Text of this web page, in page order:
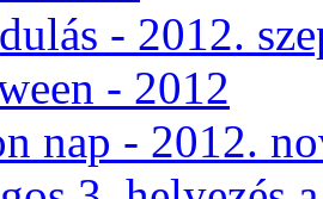
- 2012.
- 2012
nap - 2012.